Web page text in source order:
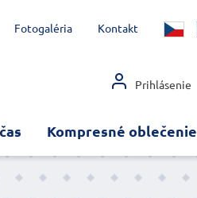
Prihlásenie
Kompresné oblečenie
Fotogaléria Kontakt